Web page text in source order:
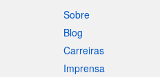
Sobre
Blog
Carreiras
Imprensa